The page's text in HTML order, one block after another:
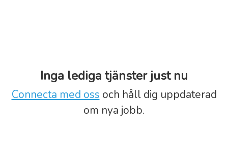
Inga lediga tjänster just nu
Connecta med oss och håll dig uppdaterad
om nya jobb.